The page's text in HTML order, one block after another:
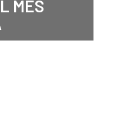
MÉS